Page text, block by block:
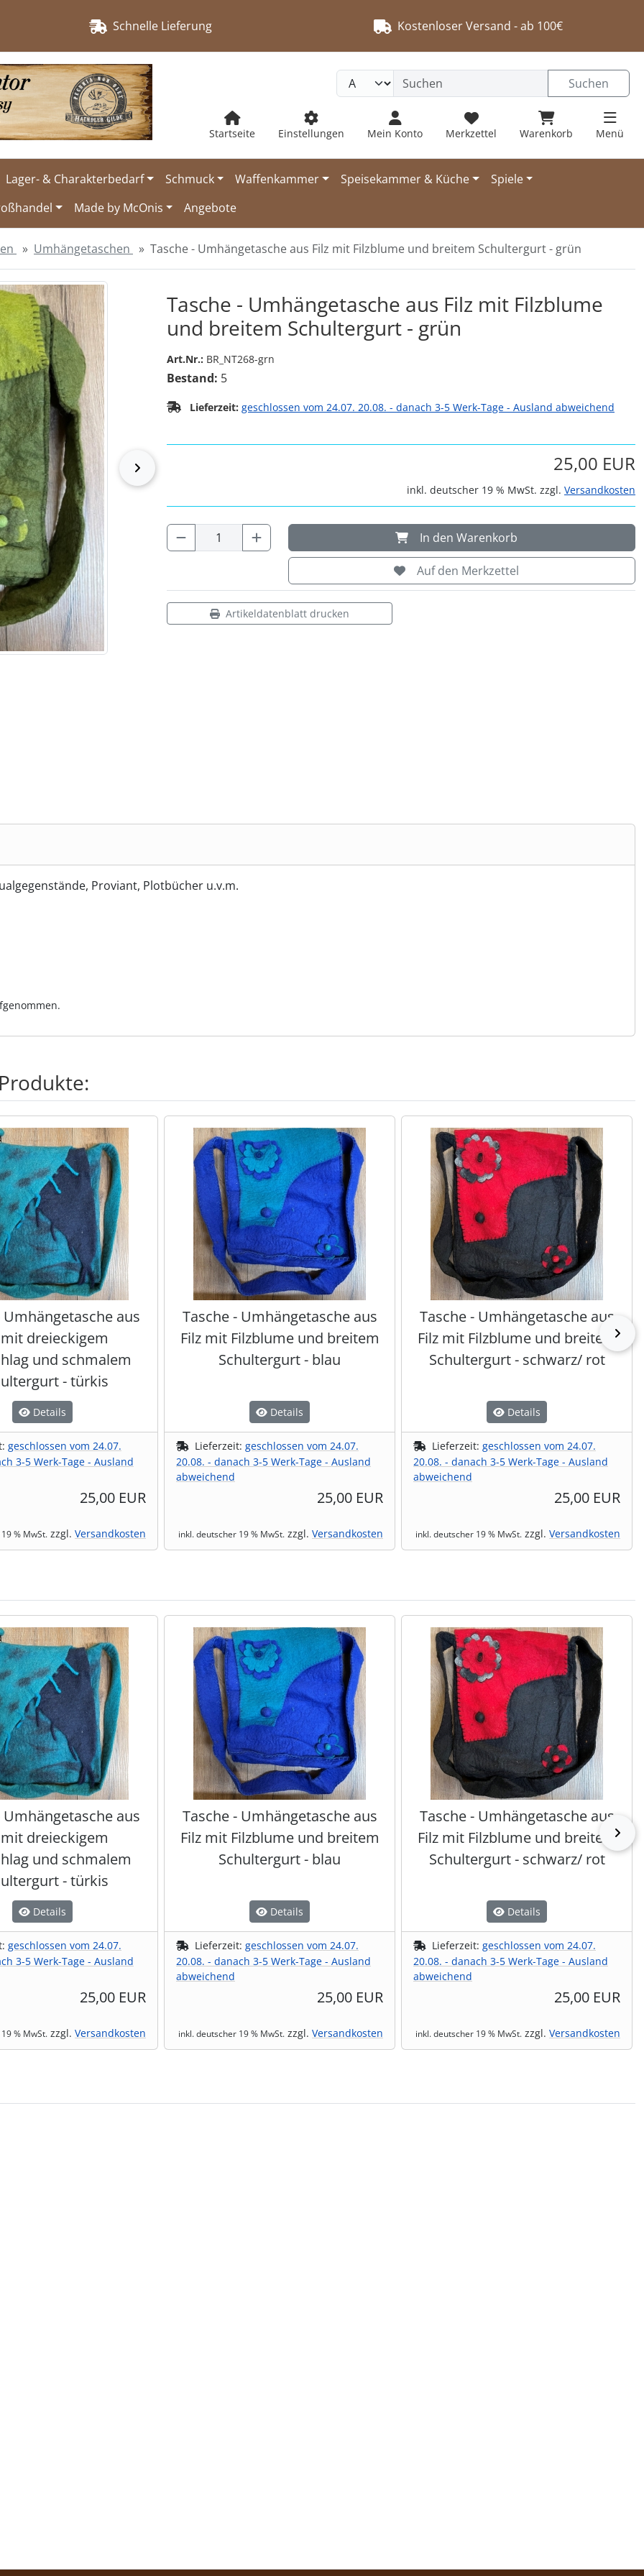
Schnelle Lieferung Kostenloser Versand - ab 100€
Suchen
Startseite Einstellungen Mein Konto Merkzettel Warenkorb Menü
Lager- & Charakterbedarf Schmuck Waffenkammer Speisekammer & Küche
Spiele
Made by McOnis Angebote
Umhängetaschen Tasche - Umhängetasche aus Filz mit Filzblume und breitem Schultergurt - grün
Tasche - Umhängetasche aus Filz mit Filzblume
und breitem Schultergurt - grün
Art.Nr.: BR_NT268-grn
Bestand: 5
Lieferzeit: geschlossen vom 24.07. 20.08. - danach 3-5 Werk-Tage - Ausland abweichend
" und "Vor-Button" nutzen, um zwischen den Bildern zu navigieren. Zum Vergrößern klicken Sie auf das Bild.
25,00 EUR
inkl. deutscher 19 % MwSt. zzgl. Versandkosten
In den Warenkorb
Auf den Merkzettel
Artikeldatenblatt drucken
Proviant, Plotbücher u.v.m.
zu den einzelnen Artikeln.
Umhängetasche aus
mit dreieckigem
und schmalem
- türkis
Details
geschlossen vom 24.07.
3-5 Werk-Tage - Ausland
25,00 EUR
% MwSt. zzgl. Versandkosten
Tasche - Umhängetasche aus
Filz mit Filzblume und breitem
Schultergurt - blau
Details
Lieferzeit: geschlossen vom 24.07.
20.08. - danach 3-5 Werk-Tage - Ausland
abweichend
25,00 EUR
inkl. deutscher 19 % MwSt. zzgl. Versandkosten
Tasche - Umhängetasche aus
Filz mit Filzblume und breitem
Schultergurt - schwarz/ rot
Details
Lieferzeit: geschlossen vom 24.07.
20.08. - danach 3-5 Werk-Tage - Ausland
abweichend
25,00 EUR
inkl. deutscher 19 % MwSt. zzgl. Versandkosten
zu den einzelnen Artikeln.
Umhängetasche aus
mit dreieckigem
und schmalem
- türkis
Details
geschlossen vom 24.07.
3-5 Werk-Tage - Ausland
25,00 EUR
% MwSt. zzgl. Versandkosten
Tasche - Umhängetasche aus
Filz mit Filzblume und breitem
Schultergurt - blau
Details
Lieferzeit: geschlossen vom 24.07.
20.08. - danach 3-5 Werk-Tage - Ausland
abweichend
25,00 EUR
inkl. deutscher 19 % MwSt. zzgl. Versandkosten
Tasche - Umhängetasche aus
Filz mit Filzblume und breitem
Schultergurt - schwarz/ rot
Details
Lieferzeit: geschlossen vom 24.07.
20.08. - danach 3-5 Werk-Tage - Ausland
abweichend
25,00 EUR
inkl. deutscher 19 % MwSt. zzgl. Versandkosten
den einzelnen Artikeln.